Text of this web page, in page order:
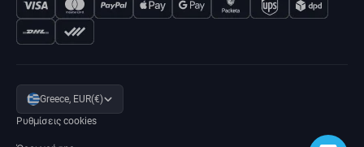
Greece, EUR(€)
Ρυθμίσεις cookies